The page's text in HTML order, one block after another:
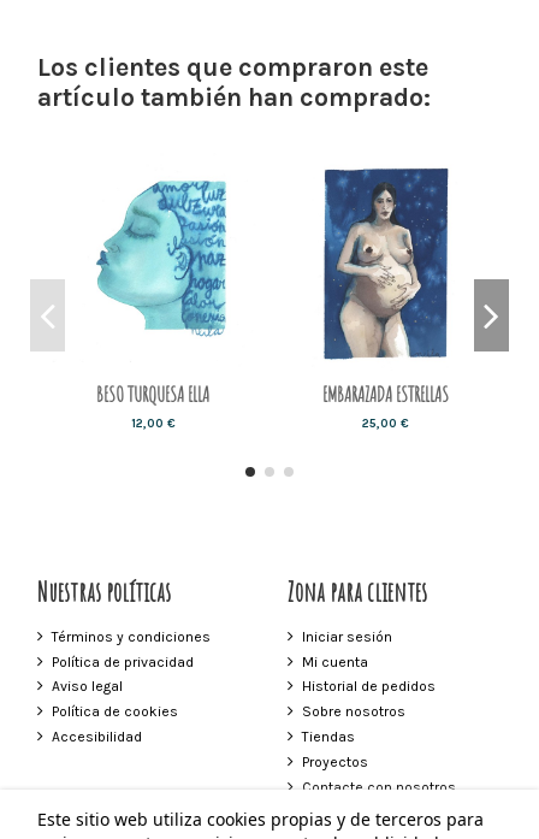
Los clientes que compraron este
artículo también han comprado:
BESO TURQUESA ELLA
12,00 €
EMBARAZADA ESTRELLAS
25,00 €
Nuestras políticas
Términos y condiciones
Política de privacidad
Aviso legal
Política de cookies
Accesibilidad
Zona para clientes
Iniciar sesión
Mi cuenta
Historial de pedidos
Sobre nosotros
Tiendas
Proyectos
Contacte con nosotros
Contacto
Este sitio web utiliza cookies propias y de terceros para